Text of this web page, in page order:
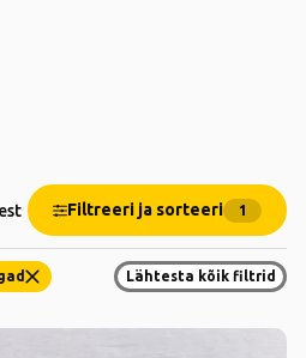
Filtreeri ja sorteeri 1
Lähtesta kõik filtrid